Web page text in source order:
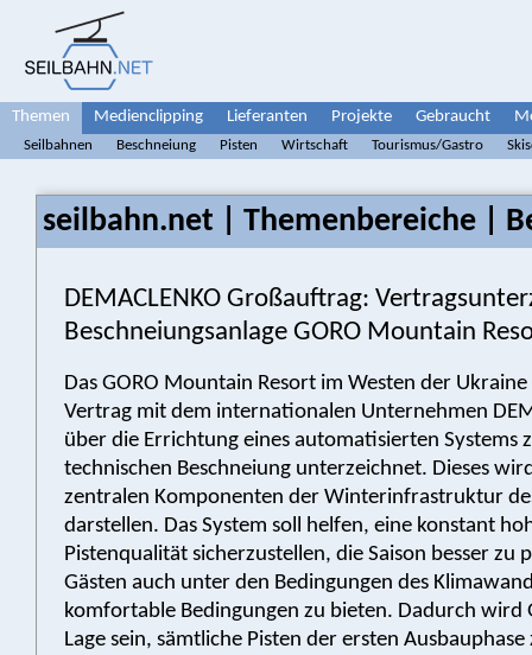
Themen Medienclipping Lieferanten Projekte Gebraucht
Seilbahnen Beschneiung Pisten Wirtschaft Tourismus/Gastro
seilbahn.net | Themenbereiche |
DEMACLENKO Großauftrag:
Beschneiungsanlage GORO Mountain
Das GORO Mountain Resort im Westen der
Vertrag mit dem internationalen Unternehmen
über die Errichtung eines automatisierten Systems
technischen Beschneiung unterzeichnet. Dieses
zentralen Komponenten der Winterinfrastruktur
darstellen. Das System soll helfen, eine konstant
Pistenqualität sicherzustellen, die Saison besser zu
Gästen auch unter den Bedingungen des
komfortable Bedingungen zu bieten. Dadurch wird
Lage sein, sämtliche Pisten der ersten